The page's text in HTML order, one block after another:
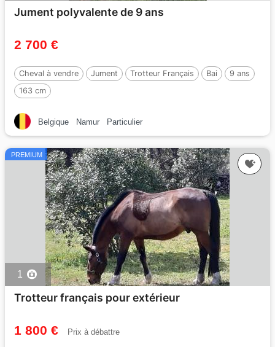
Jument polyvalente de 9 ans
2 700 €
Cheval à vendre Jument Trotteur Français Bai
9 ans
163 cm
Belgique Namur Particulier
PREMIUM
1
Trotteur français pour extérieur
1 800 € Prix à débattre